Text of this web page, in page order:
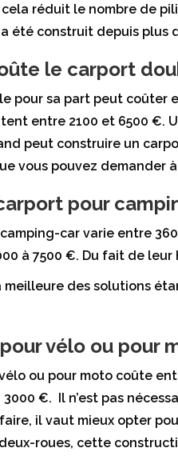
réduit le nombre de
été construit depuis plus
le carport
pour sa part peut coûter
entre 2100 et 6500 €.
peut construire un
vous pouvez demander
pour
car varie entre
à 7500 €. Du fait de
meilleure des solutions
vélo ou pour
ou pour moto coûte
3000 €. Il n’est pas
faire, il vaut mieux opter
roues, cette